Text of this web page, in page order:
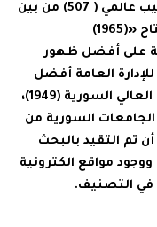
وحصلت جامعة دمشق على أفضل ترتيب عالمي ( 507) من بين
على أفضل ظهور
للإدارة العامة أفضل
تأثير عالمي من بين مؤسسات التعليم العالي السورية (1949)،
السورية من
وذلك بعد أن تم التقيد بالبحث
مواقع الكترونية
في التصنيف.